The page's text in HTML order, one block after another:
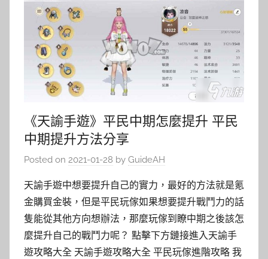
《天諭手遊》平民中期怎麼提升 平民
中期提升方法分享
Posted on 2021-01-28 by GuideAH
天諭手遊中想要提升自己的實力，最好的方法就是氪
金購買金裝，但是平民玩傢如果想要提升戰鬥力的話
隻能從其他方向想辦法，那麼玩傢到瞭中期之後該怎
麼提升自己的戰鬥力呢？ 點擊下方鏈接進入天諭手
遊攻略大全 天諭手遊攻略大全 平民玩傢進階攻略 我